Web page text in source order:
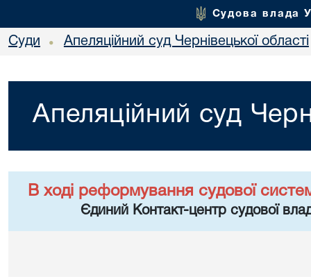
Судова влада
Суди • Апеляційний суд Чернівецької області
Апеляційний суд
В ході реформування судової
Єдиний Контакт-центр судової